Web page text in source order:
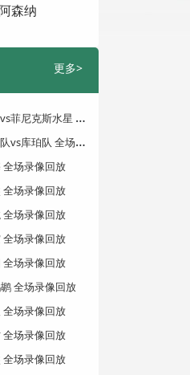
阿森纳
更多>
0
8月02日 WNBA常规赛 纽约自由人vs菲尼克斯水星 全场录像回放
0
7月26日 WNBA全明星赛 韦瑟斯庞队vs库珀队 全场录像回放
全场录像回放
全场录像回放
全场录像回放
全场录像回放
全场录像回放
全场录像回放
全场录像回放
全场录像回放
全场录像回放